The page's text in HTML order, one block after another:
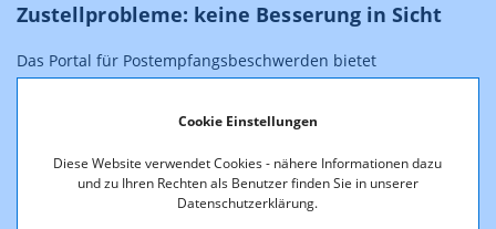
Cookie Einstellungen
Diese Website verwendet Cookies - nähere Informationen dazu
und zu Ihren Rechten als Benutzer finden Sie in unserer
Datenschutzerklärung.
Zustellprobleme: keine Besserung in Sicht
Das Portal für Postempfangsbeschwerden bietet
Empfänger:innen von Postsendungen die Möglichkeit,
Postdiensteanbieter loszuwerden. "Wir wiederum können
durch die Meldungen, Problembereiche identifizieren
und den Postdiensteanbietern strukturiertes Feedback
geben. Indirekt wird damit oftmals die Situation auf der